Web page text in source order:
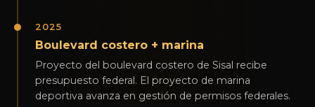
2025
Boulevard costero + marina
Proyecto del boulevard costero de Sisal recibe
presupuesto federal. El proyecto de marina
deportiva avanza en gestión de permisos federales.